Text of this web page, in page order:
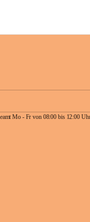
Mo - Fr von 08:00 bis 12:00